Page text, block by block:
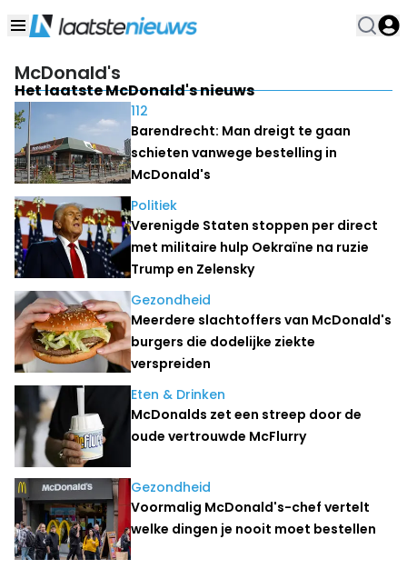
McDonald's
Het laatste McDonald's nieuws
112
Barendrecht: Man dreigt te gaan
schieten vanwege bestelling in
McDonald's
Politiek
Verenigde Staten stoppen per direct
met militaire hulp Oekraïne na ruzie
Trump en Zelensky
Gezondheid
Meerdere slachtoffers van McDonald's
burgers die dodelijke ziekte
verspreiden
Eten & Drinken
McDonalds zet een streep door de
oude vertrouwde McFlurry
Gezondheid
Voormalig McDonald's-chef vertelt
welke dingen je nooit moet bestellen